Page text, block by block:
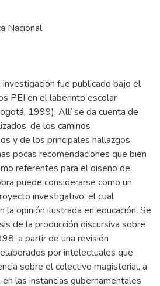
Nacional
fue publicado bajo el
PEI en el laberinto escolar
1999). Allí se da cuenta de
de los caminos
y de los principales hallazgos
pocas recomendaciones que bien
referentes para el diseño de
puede considerarse como un
investigativo, el cual
la opinión ilustrada en educación. Se
de la producción discursiva sobre
a partir de una revisión
por intelectuales que
sobre el colectivo magisterial, a
las instancias gubernamentales